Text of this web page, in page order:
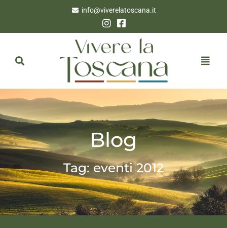
info@viverelatoscana.it
Blog
Tag: eventi 2012